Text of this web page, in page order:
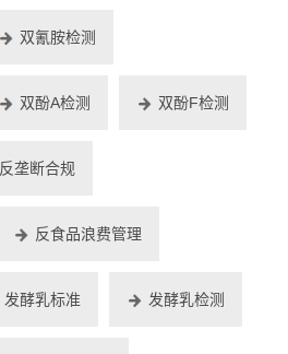
双氰胺检测
双酚A检测 双酚F检测
反垄断合规
反食品浪费管理
发酵乳标准 发酵乳检测